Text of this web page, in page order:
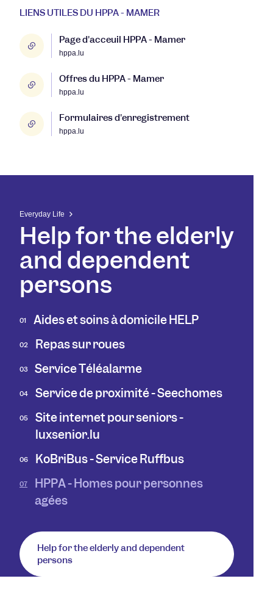
LIENS UTILES DU HPPA - MAMER
Page d'acceuil HPPA - Mamer
hppa.lu
Offres du HPPA - Mamer
hppa.lu
Formulaires d'enregistrement
hppa.lu
Everyday Life
Help for the elderly
and dependent
persons
01 Aides et soins à domicile HELP
02 Repas sur roues
03 Service Téléalarme
04 Service de proximité - Seechomes
05
Site internet pour seniors -
luxsenior.lu
06 KoBriBus - Service Ruffbus
07
HPPA - Homes pour personnes
agées
Help for the elderly and dependent
persons